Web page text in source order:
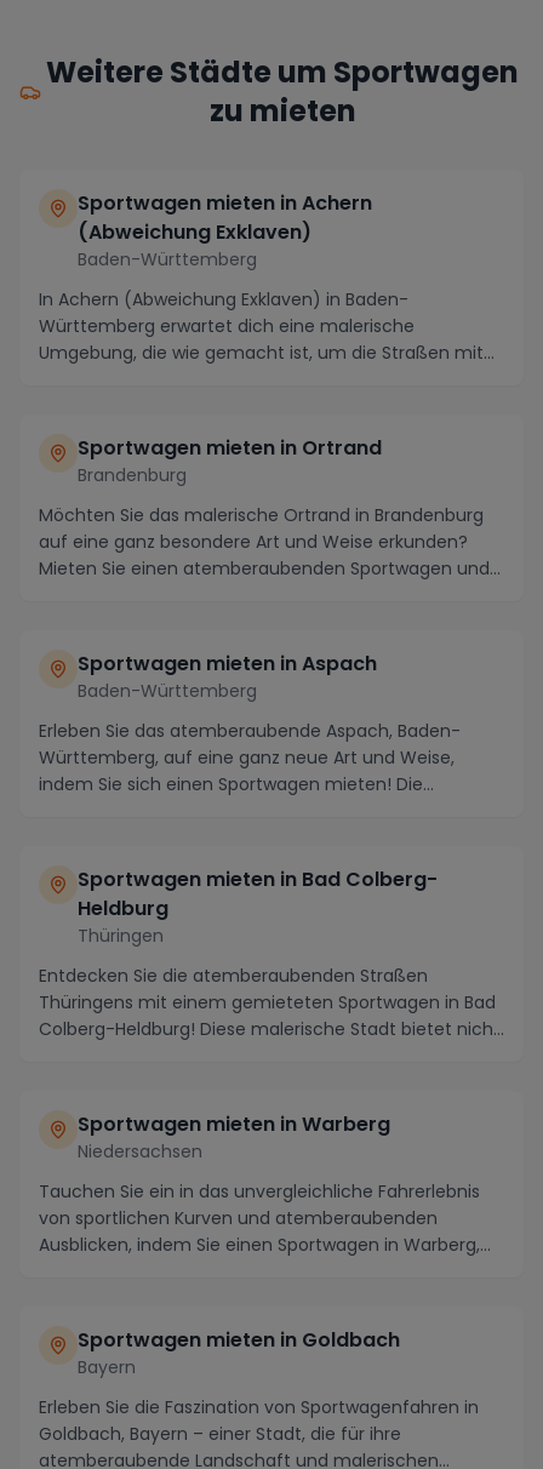
Weitere Städte um Sportwagen
zu mieten
Sportwagen mieten in Achern
(Abweichung Exklaven)
Baden-Württemberg
In Achern (Abweichung Exklaven) in Baden-
Württemberg erwartet dich eine malerische
Umgebung, die wie gemacht ist, um die Straßen mit
Sportwagen mieten in Ortrand
Brandenburg
Möchten Sie das malerische Ortrand in Brandenburg
auf eine ganz besondere Art und Weise erkunden?
Mieten Sie einen atemberaubenden Sportwagen und
Sportwagen mieten in Aspach
Baden-Württemberg
Erleben Sie das atemberaubende Aspach, Baden-
Württemberg, auf eine ganz neue Art und Weise,
indem Sie sich einen Sportwagen mieten! Die
Sportwagen mieten in Bad Colberg-
Heldburg
Thüringen
Entdecken Sie die atemberaubenden Straßen
Thüringens mit einem gemieteten Sportwagen in Bad
Colberg-Heldburg! Diese malerische Stadt bietet nicht
Sportwagen mieten in Warberg
Niedersachsen
Tauchen Sie ein in das unvergleichliche Fahrerlebnis
von sportlichen Kurven und atemberaubenden
Ausblicken, indem Sie einen Sportwagen in Warberg,
Sportwagen mieten in Goldbach
Bayern
Erleben Sie die Faszination von Sportwagenfahren in
Goldbach, Bayern – einer Stadt, die für ihre
atemberaubende Landschaft und malerischen